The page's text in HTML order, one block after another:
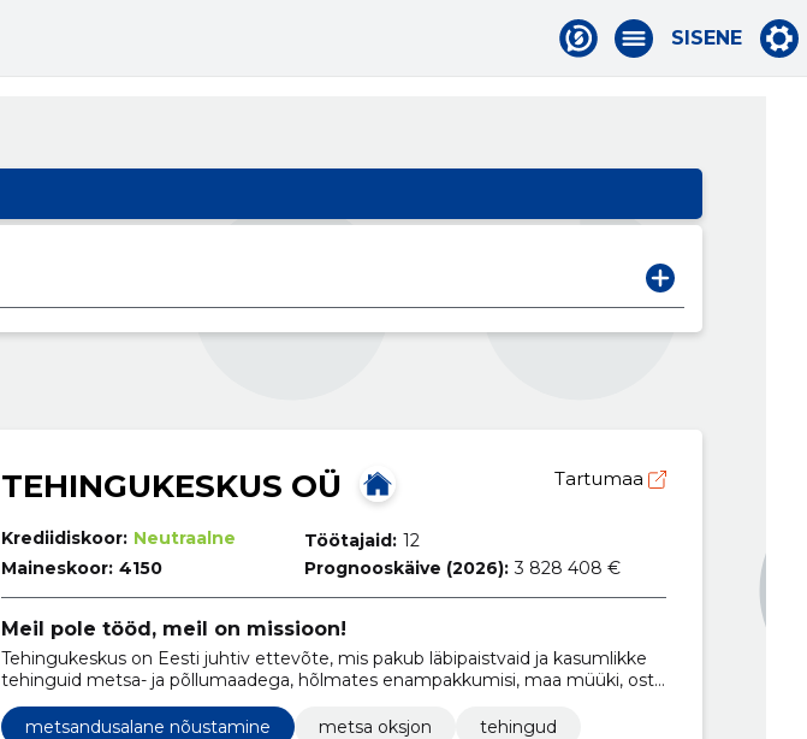
SISENE
TEHINGUKESKUS OÜ Tartumaa
Krediidiskoor: Neutraalne
Maineskoor: 4150
Töötajaid: 12
Prognooskäive (2026): 3 828 408 €
Meil pole tööd, meil on missioon!
Tehingukeskus on Eesti juhtiv ettevõte, mis pakub läbipaistvaid ja kasumlikke
tehinguid metsa- ja põllumaadega, hõlmates enampakkumisi, maa müüki, ostu
ning raieõiguse tehinguid.
metsandusalane nõustamine
metsa oksjon
tehingud